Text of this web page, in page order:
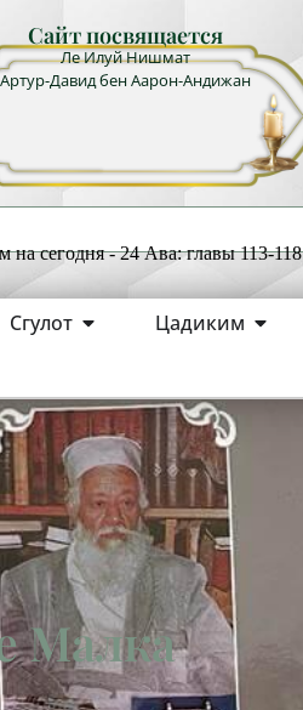
Сайт посвящается
Ле Илуй Нишмат
Артур-Давид бен Аарон-Андижан
на сегодня - 24 Ава: главы 113-118
Сгулот Цадиким
Малка